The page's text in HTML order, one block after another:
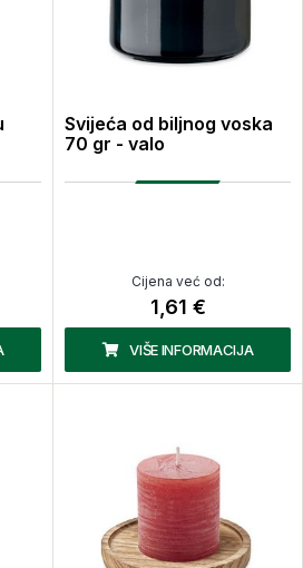
Svijeća od biljnog voska
70 gr - valo
Cijena već od:
1,61 €
VIŠE INFORMACIJA